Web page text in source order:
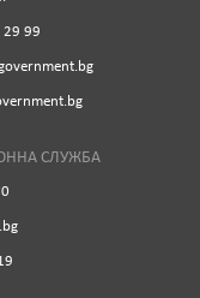
29 99
СЛУЖБА